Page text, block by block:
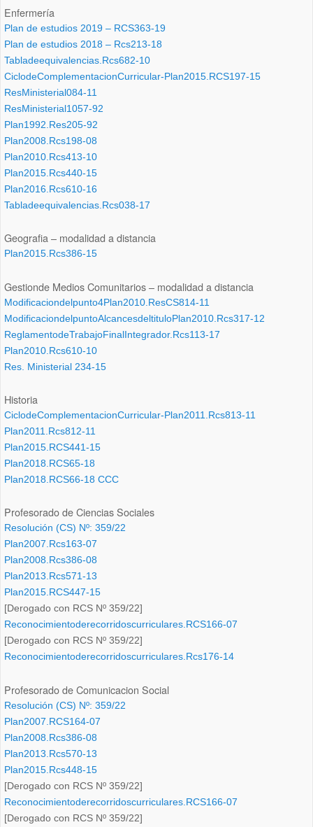
Enfermería
Plan de estudios 2019 – RCS363-19
Plan de estudios 2018 – Rcs213-18
Tabladeequivalencias.Rcs682-10
CiclodeComplementacionCurricular-Plan2015.RCS197-15
ResMinisterial084-11
ResMinisterial1057-92
Plan1992.Res205-92
Plan2008.Rcs198-08
Plan2010.Rcs413-10
Plan2015.Rcs440-15
Plan2016.Rcs610-16
Tabladeequivalencias.Rcs038-17
Geografia – modalidad a distancia
Plan2015.Rcs386-15
Gestionde Medios Comunitarios – modalidad a distancia
Modificaciondelpunto4Plan2010.ResCS814-11
ModificaciondelpuntoAlcancesdeltituloPlan2010.Rcs317-12
ReglamentodeTrabajoFinalIntegrador.Rcs113-17
Plan2010.Rcs610-10
Res. Ministerial 234-15
Historia
CiclodeComplementacionCurricular-Plan2011.Rcs813-11
Plan2011.Rcs812-11
Plan2015.RCS441-15
Plan2018.RCS65-18
Plan2018.RCS66-18 CCC
Profesorado de Ciencias Sociales
Resolución (CS) Nº: 359/22
Plan2007.Rcs163-07
Plan2008.Rcs386-08
Plan2013.Rcs571-13
Plan2015.RCS447-15
[Derogado con RCS Nº 359/22]
Reconocimientoderecorridoscurriculares.RCS166-07
[Derogado con RCS Nº 359/22]
Reconocimientoderecorridoscurriculares.Rcs176-14
Profesorado de Comunicacion Social
Resolución (CS) Nº: 359/22
Plan2007.RCS164-07
Plan2008.Rcs386-08
Plan2013.Rcs570-13
Plan2015.Rcs448-15
[Derogado con RCS Nº 359/22]
Reconocimientoderecorridoscurriculares.RCS166-07
[Derogado con RCS Nº 359/22]